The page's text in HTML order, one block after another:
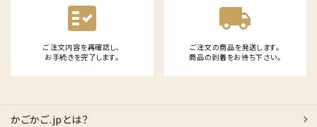
fact_check
ご注文内容を再確認し、
お手続きを完了します。
local_shipping
ご注文の商品を発送します。
商品の到着をお待ち下さい。
かごかご.jpとは？